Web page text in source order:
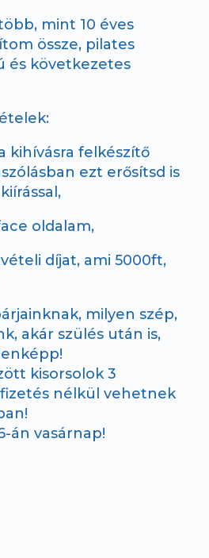
mint 10 éves
össze, pilates
és következetes
kihívásra felkészítő
ezt erősítsd is
oldalam,
díjat, ami 5000ft,
milyen szép,
akár szülés után is,
kisorsolok 3
nélkül vehetnek
án vasárnap!